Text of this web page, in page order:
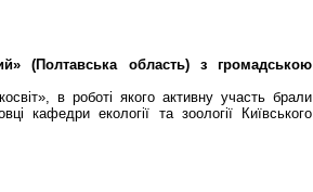
(Полтавська область) з громадською
в роботі якого активну участь брали
кафедри екології та зоології Київського